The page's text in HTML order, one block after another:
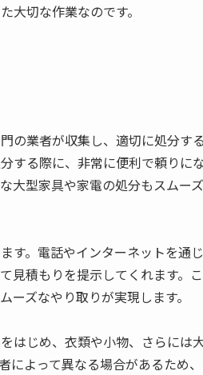
大切な作業なのです。
の業者が収集し、適切に処分す
する際に、非常に便利で頼りに
大型家具や家電の処分もスムー
す。電話やインターネットを通
見積もりを提示してくれます。
ズなやり取りが実現します。
はじめ、衣類や小物、さらには
によって異なる場合があるため